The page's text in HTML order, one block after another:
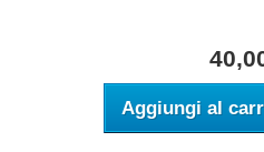
Aggiungi al